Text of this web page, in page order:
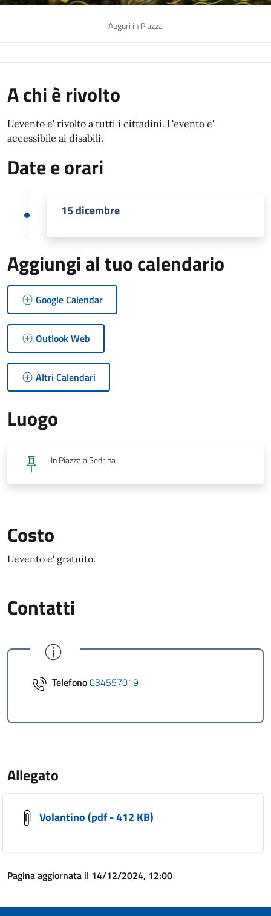
Auguri in Piazza
A chi è rivolto
L'evento e' rivolto a tutti i cittadini. L'evento e'
accessibile ai disabili.
Date e orari
15 dicembre
Aggiungi al tuo calendario
Google Calendar
Outlook Web
Altri Calendari
Luogo
In Piazza a Sedrina
Costo
L'evento e' gratuito.
Contatti
Telefono034557019
Allegato
Volantino (pdf - 412 KB)
Pagina aggiornata il 14/12/2024, 12:00